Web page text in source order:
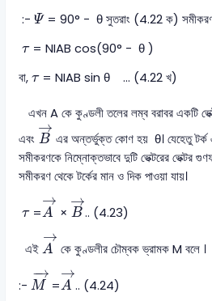
:-Ψ
Ψ= 90° - θ সুতরাং (4.22 ক) সমীকরণ
τ
τ= NIAB cos(90° - θ )
বা,τ
τ= NIAB sin θ … (4.22 খ)
এখন A কে কুণ্ডলী তলের লম্ব বরাবর একটি
এবং
→
B
B→
এর অন্তর্ভুক্ত কোণ হয় θ। যেহেতু টর্ক
সমীকরণকে নিম্নোক্তভাবে দুটি ভেক্টরের ভেক্টর
সমীকরণ থেকে টর্কের মান ও দিক পাওয়া যায়।
τ
τ=
→
A
A→
×
→
B
B→
.. (4.23)
এই
→
A
A→
কে কুণ্ডলীর চৌম্বক ভ্রামক M বলে ।
:-
−
→
M
M→
=
→
A
A→
.. (4.24)